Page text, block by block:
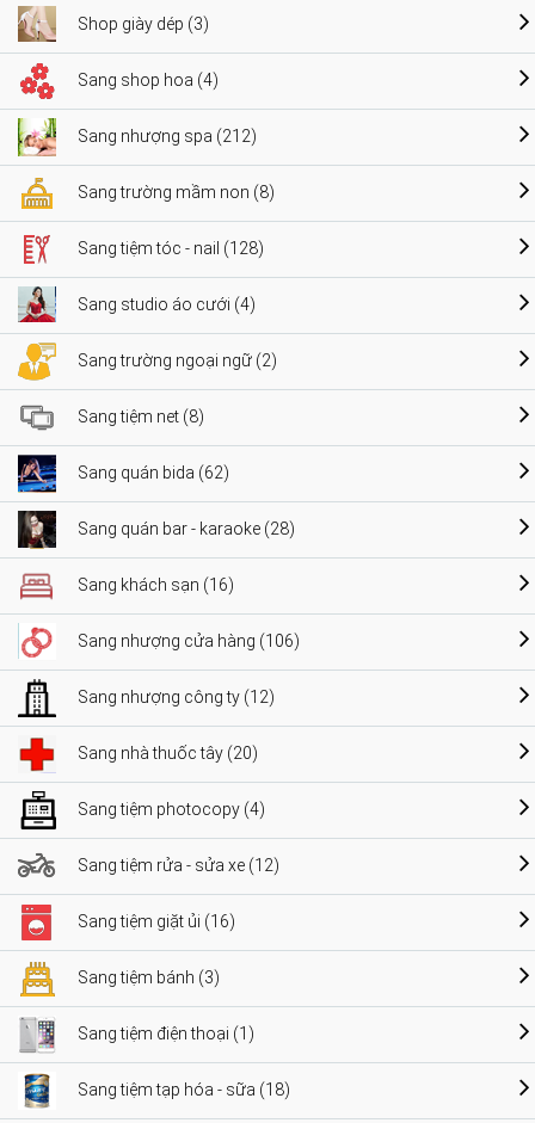
Shop giày dép (3)
Sang shop hoa (4)
Sang nhượng spa (212)
Sang trường mầm non (8)
Sang tiệm tóc - nail (128)
Sang studio áo cưới (4)
Sang trường ngoại ngữ (2)
Sang tiệm net (8)
Sang quán bida (62)
Sang quán bar - karaoke (28)
Sang khách sạn (16)
Sang nhượng cửa hàng (106)
Sang nhượng công ty (12)
Sang nhà thuốc tây (20)
Sang tiệm photocopy (4)
Sang tiệm rửa - sửa xe (12)
Sang tiệm giặt ủi (16)
Sang tiệm bánh (3)
Sang tiệm điện thoại (1)
Sang tiệm tạp hóa - sữa (18)